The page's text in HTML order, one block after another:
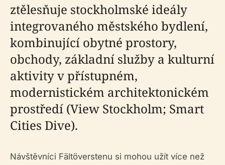
ztělesňuje stockholmské ideály
integrovaného městského bydlení,
kombinující obytné prostory,
obchody, základní služby a kulturní
aktivity v přístupném,
modernistickém architektonickém
prostředí (View Stockholm; Smart
Cities Dive).
Návštěvníci Fältöverstenu si mohou užít více než